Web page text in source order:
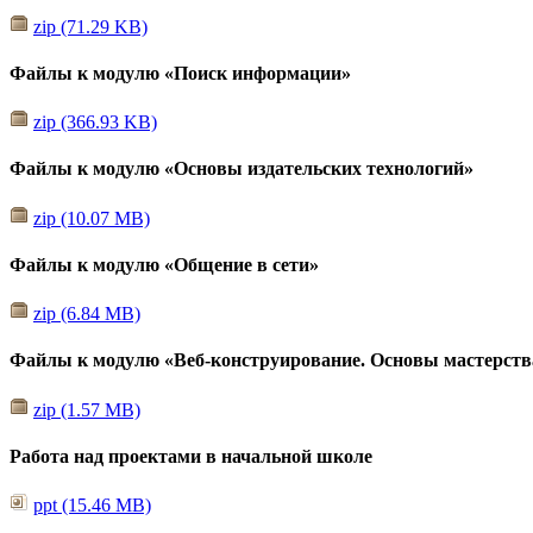
zip (71.29 KB)
Файлы к модулю «Поиск информации»
zip (366.93 KB)
Файлы к модулю «Основы издательских технологий»
zip (10.07 MB)
Файлы к модулю «Общение в сети»
zip (6.84 MB)
Файлы к модулю «Веб-конструирование. Основы
zip (1.57 MB)
Работа над проектами в начальной школе
ppt (15.46 MB)